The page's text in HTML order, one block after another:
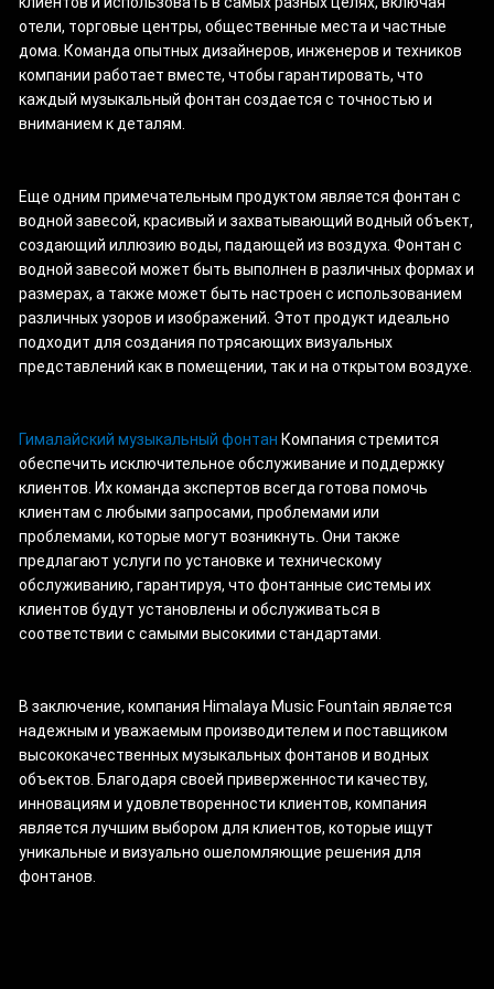
отели, торговые центры, общественные места и частные
дома. Команда опытных дизайнеров, инженеров и техников
компании работает вместе, чтобы гарантировать, что
каждый музыкальный фонтан создается с точностью и
вниманием к деталям.
Еще одним примечательным продуктом является фонтан с
водной завесой, красивый и захватывающий водный объект,
создающий иллюзию воды, падающей из воздуха. Фонтан с
водной завесой может быть выполнен в различных формах и
размерах, а также может быть настроен с использованием
различных узоров и изображений. Этот продукт идеально
подходит для создания потрясающих визуальных
представлений как в помещении, так и на открытом воздухе.
Гималайский музыкальный фонтан Компания стремится
обеспечить исключительное обслуживание и поддержку
клиентов. Их команда экспертов всегда готова помочь
клиентам с любыми запросами, проблемами или
проблемами, которые могут возникнуть. Они также
предлагают услуги по установке и техническому
обслуживанию, гарантируя, что фонтанные системы их
клиентов будут установлены и обслуживаться в
соответствии с самыми высокими стандартами.
В заключение, компания Himalaya Music Fountain является
надежным и уважаемым производителем и поставщиком
высококачественных музыкальных фонтанов и водных
объектов. Благодаря своей приверженности качеству,
инновациям и удовлетворенности клиентов, компания
является лучшим выбором для клиентов, которые ищут
уникальные и визуально ошеломляющие решения для
фонтанов.